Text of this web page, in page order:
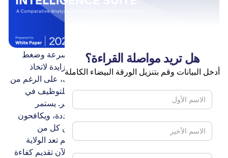
لقد دخل التوظيف حقبة جديدة - حقبة تحددها السرعة وضغط
الامتثال ونقص المواهب العالمية والتوقعات المتزايدة لاتخاذ
قرارات غير متحيزة تعتمد على البيانات. ومع ذلك، على الرغم من
التقدم التكنولوجي، لا تزال معظم النظم البيئية للتوظيف في
المؤسسات مجزأة وغير فعالة ويدوية إلى حد كبير. يستمر
القائمون بالتوظيف في التوفيق بين منصات متعددة، ويكافحون
مع جودة المرشحين، ويواجهون تدقيقًا متزايدًا من كل من
المنظمين وفرق القيادة. بالنسبة إلى CHROs، لم تعد الولاية
تقتصر على ملء الوظائف الشاغرة - بل تشمل الآن تقديم كفاءة
هل تريد مواصلة القراءة؟
أدخل البيانات وقم بتنزيل الورقة البيضاء الكاملة